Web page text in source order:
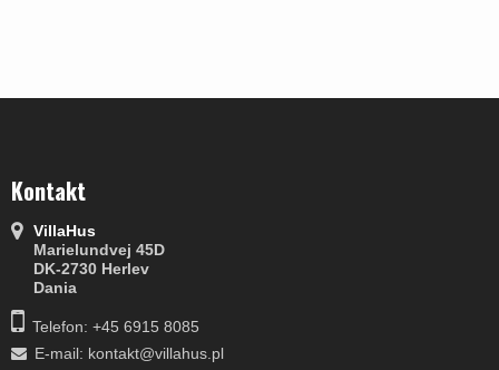
Kontakt
VillaHus
Marielundvej 45D
DK-2730 Herlev
Dania
Telefon: +45 6915 8085
E-mail: kontakt@villahus.pl